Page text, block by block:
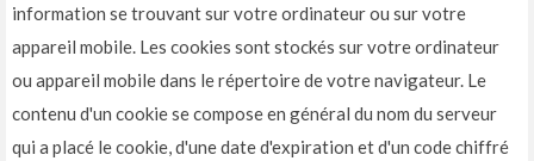
information se trouvant sur votre ordinateur ou sur votre
appareil mobile. Les cookies sont stockés sur votre ordinateur
ou appareil mobile dans le répertoire de votre navigateur. Le
contenu d'un cookie se compose en général du nom du serveur
qui a placé le cookie, d'une date d'expiration et d'un code chiffré